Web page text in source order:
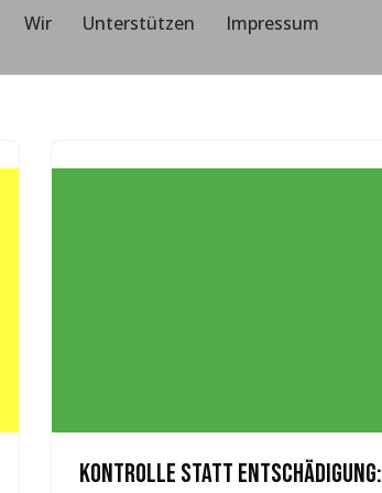
Wir Unterstützen
Impressum
Kontrolle statt Entschädigung: